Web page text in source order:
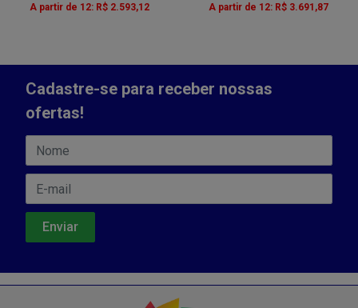
A partir de 12: R$ 2.593,12
A partir de 12: R$ 3.691,87
Cadastre-se para receber nossas
ofertas!